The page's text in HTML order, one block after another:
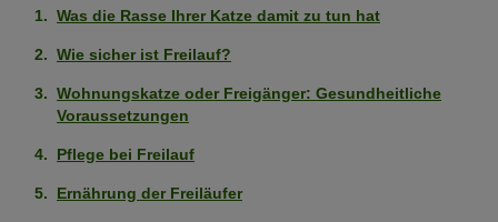
Was die Rasse Ihrer Katze damit zu tun hat
Wie sicher ist Freilauf?
Wohnungskatze oder Freigänger: Gesundheitliche
Voraussetzungen
Pflege bei Freilauf
Ernährung der Freiläufer